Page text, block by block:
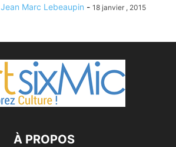
Jean Marc Lebeaupin - 18 janvier , 2015
À PROPOS